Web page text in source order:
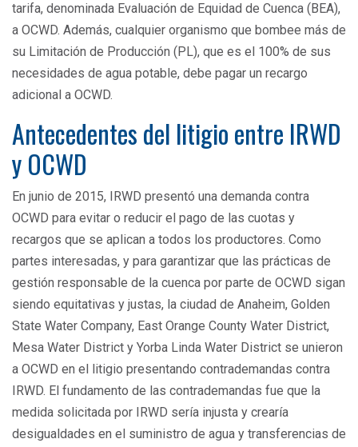
tarifa, denominada Evaluación de Equidad de Cuenca (BEA),
a OCWD. Además, cualquier organismo que bombee más de
su Limitación de Producción (PL), que es el 100% de sus
necesidades de agua potable, debe pagar un recargo
adicional a OCWD.
Antecedentes del litigio entre IRWD
y OCWD
En junio de 2015, IRWD presentó una demanda contra
OCWD para evitar o reducir el pago de las cuotas y
recargos que se aplican a todos los productores. Como
partes interesadas, y para garantizar que las prácticas de
gestión responsable de la cuenca por parte de OCWD sigan
siendo equitativas y justas, la ciudad de Anaheim, Golden
State Water Company, East Orange County Water District,
Mesa Water District y Yorba Linda Water District se unieron
a OCWD en el litigio presentando contrademandas contra
IRWD. El fundamento de las contrademandas fue que la
medida solicitada por IRWD sería injusta y crearía
desigualdades en el suministro de agua y transferencias de